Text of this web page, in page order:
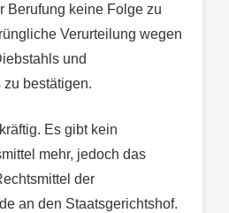
Berufung keine Folge zu
Verurteilung wegen
und
zu bestätigen.
Es gibt kein
mehr, jedoch das
der
an den Staatsgerichtshof.